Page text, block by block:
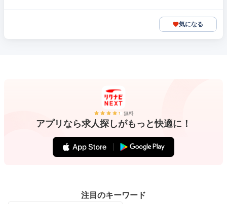
気になる
無料
アプリなら求人探しがもっと快適に！
注目のキーワード